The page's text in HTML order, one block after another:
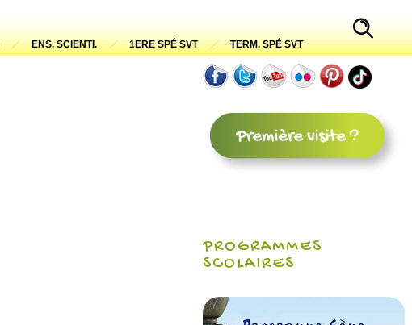
ENS. SCIENTI. 1ERE SPÉ SVT TERM. SPÉ SVT
PROGRAMMES
SCOLAIRES